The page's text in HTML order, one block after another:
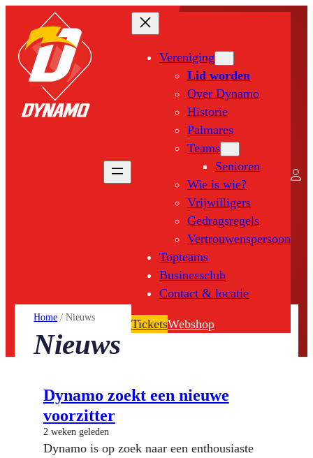
inhoud
Vereniging
Lid worden
Over Dynamo
Historie
Palmares
Teams
Senioren
Wie is wie?
Vrijwilligers
Gedragsregels
Vertrouwenspersoon
Topteams
Businessclub
Contact & locatie
TicketsWebshop
Home /Nieuws
Nieuws
Dynamo zoekt een nieuwe
voorzitter
2 weken geleden
Dynamo is op zoek naar een enthousiaste